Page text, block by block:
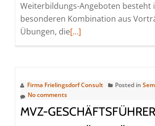
Weiterbildungs-Angeboten besteht
besonderen Kombination aus
Übungen, dieRead
(IHK)
Arztpraxis/MVZ
[…]
Firma Frielingsdorf Consult Posted in
No comments
MVZ-